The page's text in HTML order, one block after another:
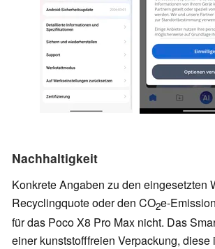
Nachhaltigkeit
Konkrete Angaben zu den eingesetzten
Recyclingquote oder den CO2e-
für das Poco X8 Pro Max nicht. Das
einer kunststofffreien Verpackung, diese